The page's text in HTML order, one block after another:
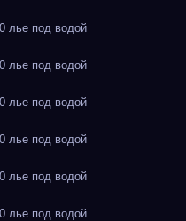
под водой
под водой
под водой
под водой
под водой
под водой